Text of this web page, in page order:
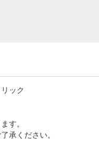
ック
す。
承ください。